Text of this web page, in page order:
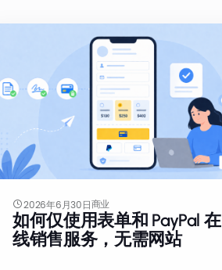
2026年6月30日商业
如何仅使用表单和 PayPal 在
线销售服务，无需网站